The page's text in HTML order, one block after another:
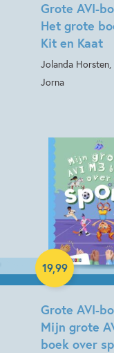
Grote AVI-
Het grote
Kit en Kaat
Jolanda Horsten,
Jorna
Grote AVI-
Mijn grote
boek over
19,99
Hardcover